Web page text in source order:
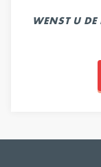
WENST U